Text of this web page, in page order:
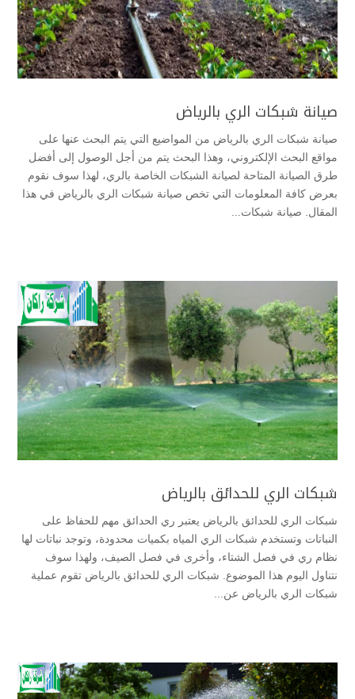
صيانة شبكات الري بالرياض
صيانة شبكات الري بالرياض من المواضيع التي يتم البحث عنها على
مواقع البحث الإلكتروني، وهذا البحث يتم من أجل الوصول إلى أفضل
طرق الصيانة المتاحة لصيانة الشبكات الخاصة بالري، لهذا سوف نقوم
بعرض كافة المعلومات التي تخص صيانة شبكات الري بالرياض في هذا
المقال. صيانة شبكات...
شبكات الري للحدائق بالرياض
شبكات الري للحدائق بالرياض يعتبر ري الحدائق مهم للحفاظ على
النباتات وتستخدم شبكات الري المياه بكميات محدودة، وتوجد نباتات لها
نظام ري في فصل الشتاء، وأخرى في فصل الصيف، ولهذا سوف
نتناول اليوم هذا الموضوع. شبكات الري للحدائق بالرياض تقوم عملية
شبكات الري بالرياض عن...